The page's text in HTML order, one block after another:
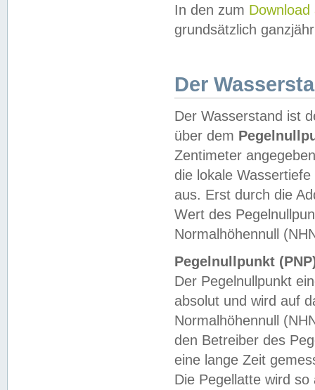
In den zum Download
grundsätzlich
Der
Der Wasserstand ist
über dem
Zentimeter
die lokale
aus. Erst durch die
Wert des
Normalhöhennull
Pegelnullpunkt
Der Pegelnullpunkt
absolut und wird auf
Normalhöhennull
den Betreiber des
eine lange Zeit
Die Pegellatte wird